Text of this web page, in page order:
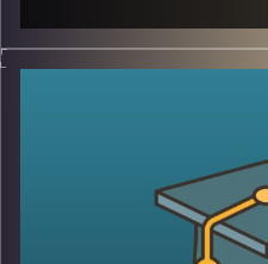
עובדה, שמע בעת
קופר "האלמן הכפול"
נשותיו. ומה לדעתכם יקרה